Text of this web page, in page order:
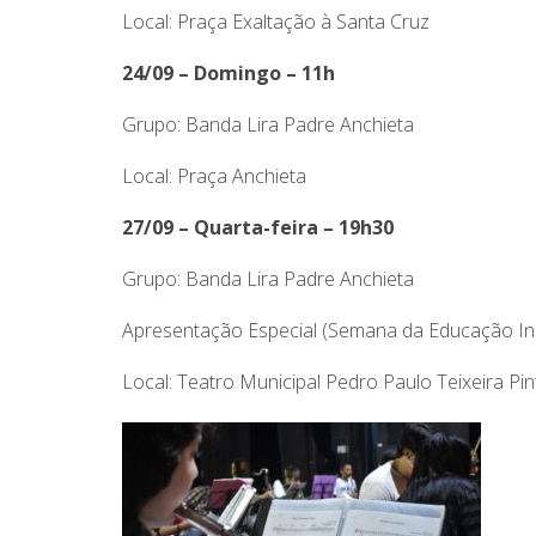
Local: Praça Exaltação à Santa Cruz
24/09 – Domingo – 11h
Grupo: Banda Lira Padre Anchieta
Local: Praça Anchieta
27/09 – Quarta-feira – 19h30
Grupo: Banda Lira Padre Anchieta
Apresentação Especial (Semana da Educação
Local: Teatro Municipal Pedro Paulo Teixeira